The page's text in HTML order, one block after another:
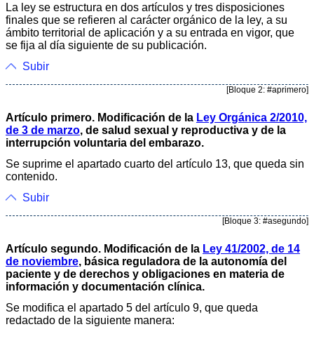
La ley se estructura en dos artículos y tres disposiciones
finales que se refieren al carácter orgánico de la ley, a su
ámbito territorial de aplicación y a su entrada en vigor, que
se fija al día siguiente de su publicación.
Subir
[Bloque 2: #aprimero]
Artículo primero. Modificación de la Ley Orgánica 2/2010,
de 3 de marzo, de salud sexual y reproductiva y de la
interrupción voluntaria del embarazo.
Se suprime el apartado cuarto del artículo 13, que queda sin
contenido.
Subir
[Bloque 3: #asegundo]
Artículo segundo. Modificación de la Ley 41/2002, de 14
de noviembre, básica reguladora de la autonomía del
paciente y de derechos y obligaciones en materia de
información y documentación clínica.
Se modifica el apartado 5 del artículo 9, que queda
redactado de la siguiente manera: